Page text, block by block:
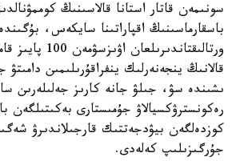
سونىمەن قاتار استانا قالاسىنىڭ
باسقارماسىنىڭ اقپاراتىنا سايكەس،
قالانىڭ ينجەنەرلىك ينفراقۇرىلىمىن
ىشىندە سۋ، جىلۋ جانە كارىز جەلىلەرىن
رەكونسترۋكسيالاۋ جۇمىستارى بەكىتىلگەن
كوزدەلگەن بيۋدجەتتىك قارجىلاندىرۋ
جۇرگىزىلىپ كەلەدى.